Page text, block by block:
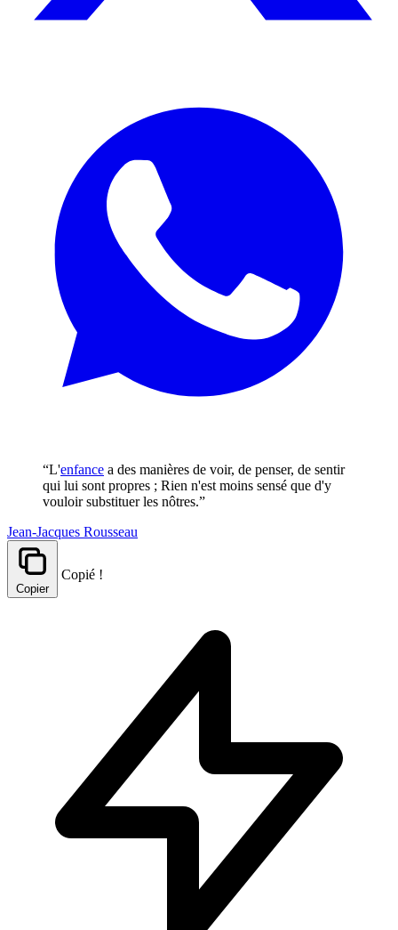
“L'enfance a des manières de voir, de penser, de sentir
qui lui sont propres ; Rien n'est moins sensé que d'y
vouloir substituer les nôtres.”
Jean-Jacques Rousseau
Copier
Copié !